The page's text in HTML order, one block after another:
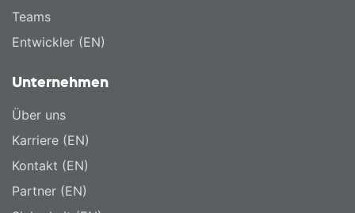
Teams
Entwickler (EN)
Unternehmen
Über uns
Karriere (EN)
Kontakt (EN)
Partner (EN)